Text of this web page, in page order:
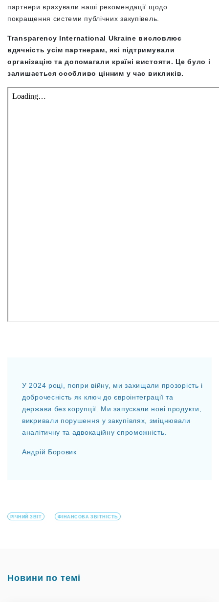
партнери врахували наші рекомендації щодо
покращення системи публічних закупівель.
Transparency International Ukraine висловлює
вдячність усім партнерам, які підтримували
організацію та допомагали країні вистояти. Це було і
залишається особливо цінним у час викликів.
У 2024 році, попри війну, ми захищали прозорість і
доброчесність як ключ до євроінтеграції та
держави без корупції. Ми запускали нові продукти,
викривали порушення у закупівлях, зміцнювали
аналітичну та адвокаційну спроможність.
Андрій Боровик
РІЧНИЙ ЗВІТ ФІНАНСОВА ЗВІТНІСТЬ
Новини по темі